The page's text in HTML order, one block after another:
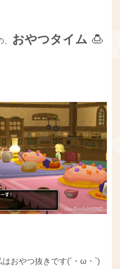
おやつタイム 🍮
おやつ抜きです(´・ω・`)